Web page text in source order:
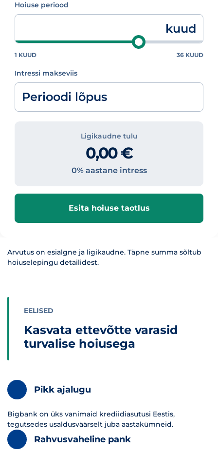
Hoiuse periood
kuud
1 KUUD 36 KUUD
Intressi makseviis
Perioodi lõpus
Ligikaudne tulu
0,00 €
0% aastane intress
Esita hoiuse taotlus
Arvutus on esialgne ja ligikaudne. Täpne summa sõltub
hoiuselepingu detailidest.
EELISED
Kasvata ettevõtte varasid
turvalise hoiusega
Pikk ajalugu
Bigbank on üks vanimaid krediidiasutusi Eestis,
tegutsedes usaldusväärselt juba aastakümneid.
Rahvusvaheline pank